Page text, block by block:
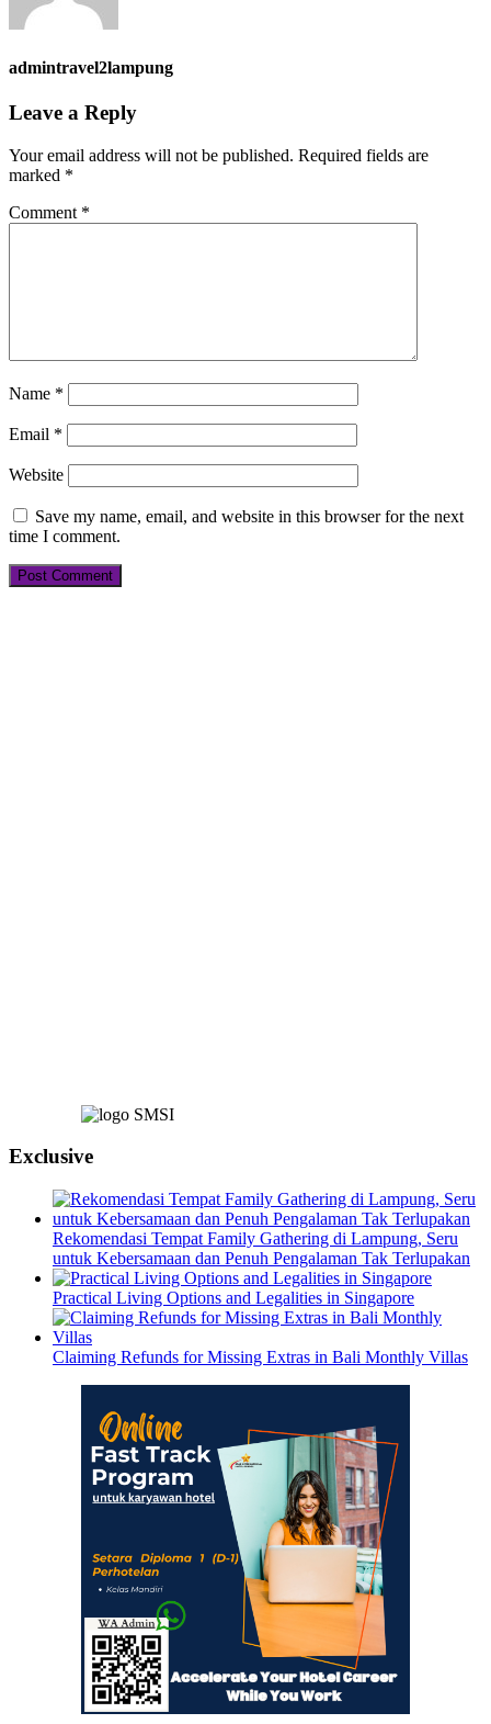
admintravel2lampung
Leave a Reply
Your email address will not be published. Required fields are
marked *
Comment *
Name *
Email *
Website
Save my name, email, and website in this browser for the next
time I comment.
Exclusive
Rekomendasi Tempat Family Gathering di Lampung, Seru
untuk Kebersamaan dan Penuh Pengalaman Tak Terlupakan
Practical Living Options and Legalities in Singapore
Claiming Refunds for Missing Extras in Bali Monthly Villas